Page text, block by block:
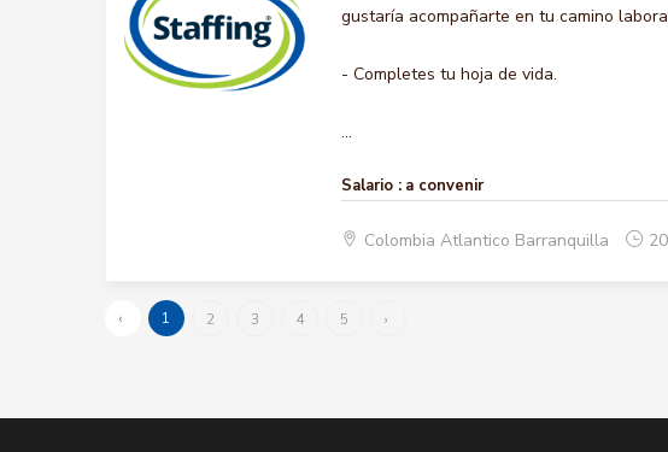
gustaría acompañarte en tu camino
- Completes tu hoja de vida.
...
Salario : a convenir
Colombia Atlantico Barranquilla
‹ 1 2 3 4 5 ›